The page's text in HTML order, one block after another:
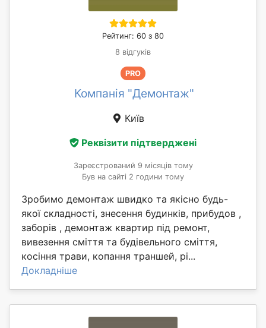
Рейтинг: 60 з 80
8 відгуків
PRO
Компанія "Демонтаж"
Київ
Реквізити підтверджені
Зареєстрований 9 місяців тому
Був на сайті 2 години тому
Зробимо демонтаж швидко та якісно будь-
якої складності, знесення будинків, прибудов ,
заборів , демонтаж квартир під ремонт,
вивезення сміття та будівельного сміття,
косіння трави, копання траншей, рі...
Докладніше